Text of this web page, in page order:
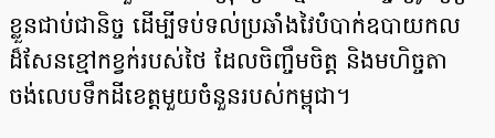
ខ្លួនជាប់ជានិច្ច ដើម្បីទប់ទល់ប្រឆាំងវៃបំបាក់ឧបាយកល
ដ៏សែនខ្មៅកខ្វក់របស់ថៃ ដែលចិញ្ចឹមចិត្ត និងមហិច្ចតា
ចង់លេបទឹកដីខេត្តមួយចំនួនរបស់កម្ពុជា។